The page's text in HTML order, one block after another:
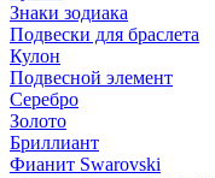
Знаки зодиака
Подвески для браслета
Кулон
Подвесной элемент
Серебро
Золото
Бриллиант
Фианит Swarovski